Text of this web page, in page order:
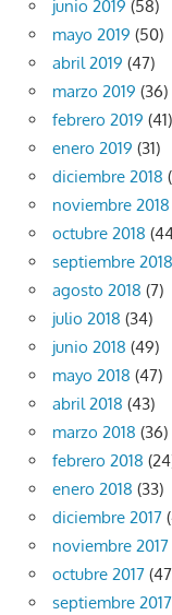
junio 2019 (58)
mayo 2019 (50)
abril 2019 (47)
marzo 2019 (36)
febrero 2019 (41)
enero 2019 (31)
diciembre 2018
noviembre 2018
octubre 2018
septiembre 2018
agosto 2018 (7)
julio 2018 (34)
junio 2018 (49)
mayo 2018 (47)
abril 2018 (43)
marzo 2018 (36)
febrero 2018
enero 2018 (33)
diciembre 2017
noviembre 2017
octubre 2017
septiembre 2017